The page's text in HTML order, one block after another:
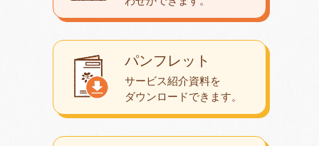
パンフレット
サービス紹介資料を
ダウンロードできます。